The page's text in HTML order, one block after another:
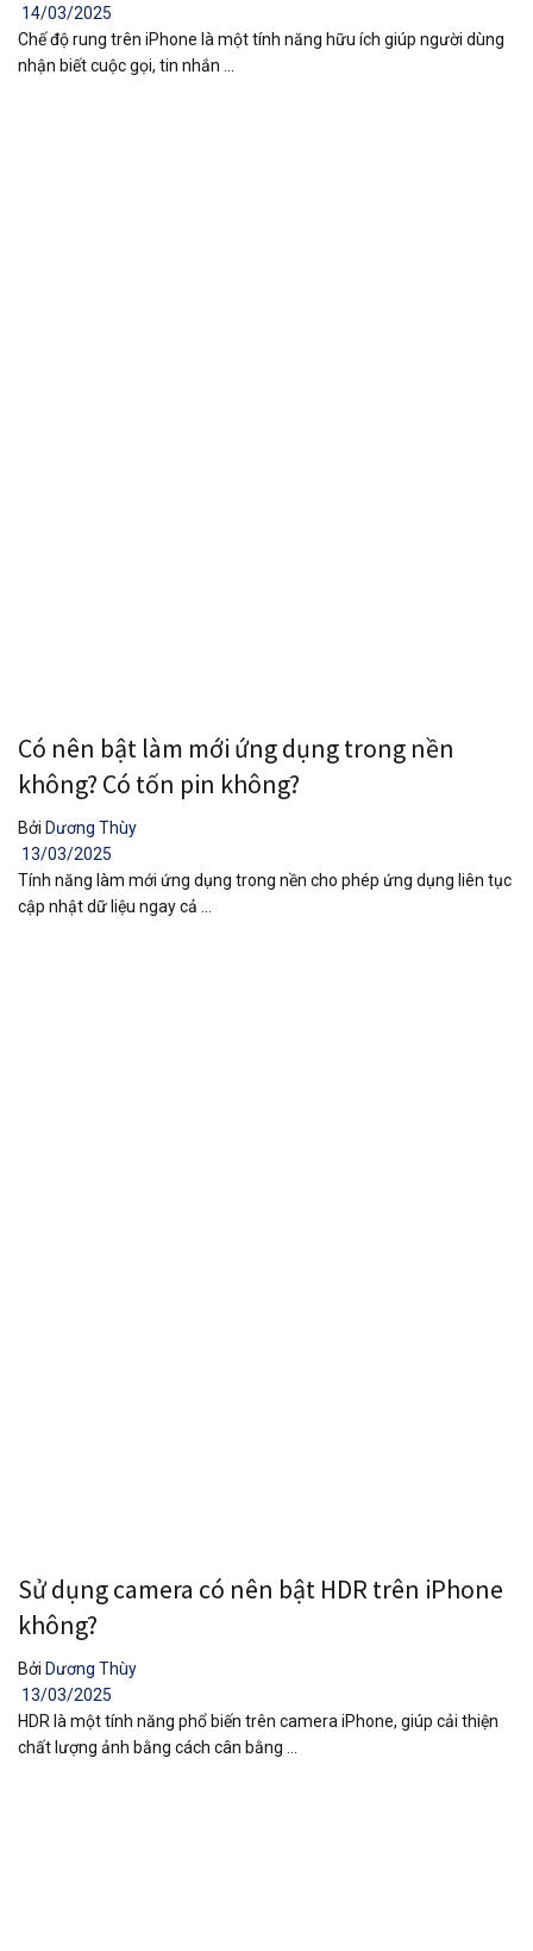
14/03/2025
Chế độ rung trên iPhone là một tính năng hữu ích giúp người dùng
nhận biết cuộc gọi, tin nhắn ...
Có nên bật làm mới ứng dụng trong nền
không? Có tốn pin không?
Bởi Dương Thùy
13/03/2025
Tính năng làm mới ứng dụng trong nền cho phép ứng dụng liên tục
cập nhật dữ liệu ngay cả ...
Sử dụng camera có nên bật HDR trên iPhone
không?
Bởi Dương Thùy
13/03/2025
HDR là một tính năng phổ biến trên camera iPhone, giúp cải thiện
chất lượng ảnh bằng cách cân bằng ...